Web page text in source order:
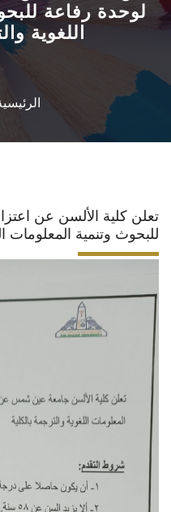
الكلمة
لوحدة رفاعة
اللغوية
تعلن كلية الألسن عن
للبحوث وتنمية المعلومات